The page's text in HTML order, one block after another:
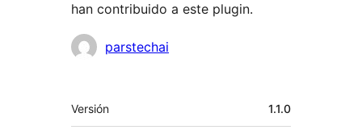
han contribuido a este plugin.
Colaboradores
parstechai
Meta
Versión 1.1.0